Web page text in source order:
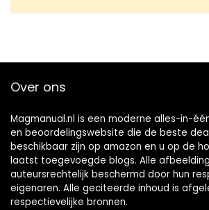
Over ons
Magmanual.nl is een moderne alles-in-
en beoordelingswebsite die de beste
beschikbaar zijn op amazon en u op de
laatst toegevoegde blogs. Alle
auteursrechtelijk beschermd door hun
eigenaren. Alle geciteerde inhoud is
respectievelijke bronnen.